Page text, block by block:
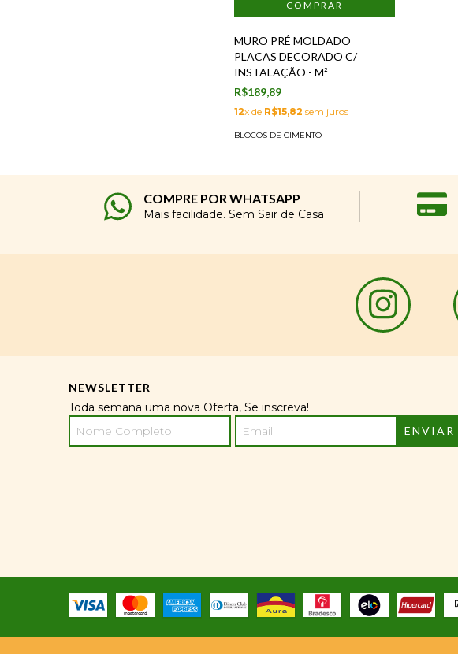
MURO PRÉ MOLDADO
PLACAS DECORADO C/
INSTALAÇÃO - M²
R$189,89
12x de R$15,82 sem juros
BLOCOS DE CIMENTO
COMPRE POR WHATSAPP
Mais facilidade. Sem Sair de Casa
NEWSLETTER
Toda semana uma nova Oferta, Se inscreva!